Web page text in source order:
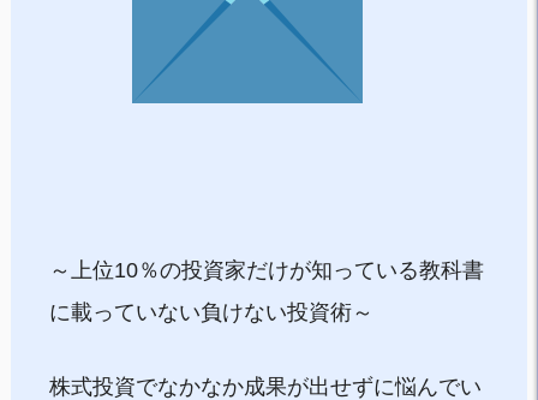
～上位10％の投資家だけが知っている教科書
に載っていない負けない投資術～
株式投資でなかなか成果が出せずに悩んでい